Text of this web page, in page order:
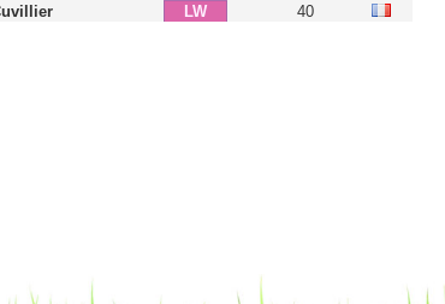
LW 40